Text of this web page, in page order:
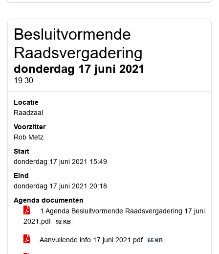
Besluitvormende
Raadsvergadering
donderdag 17 juni 2021
19:30
Locatie
Raadzaal
Voorzitter
Rob Metz
Start
donderdag 17 juni 2021 15:49
Eind
donderdag 17 juni 2021 20:18
Agenda documenten
1 Agenda Besluitvormende Raadsvergadering 17 juni
2021.pdf
92 KB
Aanvullende info 17 juni 2021.pdf 65 KB